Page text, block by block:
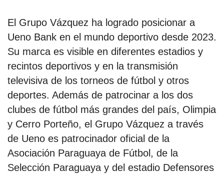
El Grupo Vázquez ha logrado posicionar a
Ueno Bank en el mundo deportivo desde 2023.
Su marca es visible en diferentes estadios y
recintos deportivos y en la transmisión
televisiva de los torneos de fútbol y otros
deportes. Además de patrocinar a los dos
clubes de fútbol más grandes del país, Olimpia
y Cerro Porteño, el Grupo Vázquez a través
de Ueno es patrocinador oficial de la
Asociación Paraguaya de Fútbol, de la
Selección Paraguaya y del estadio Defensores